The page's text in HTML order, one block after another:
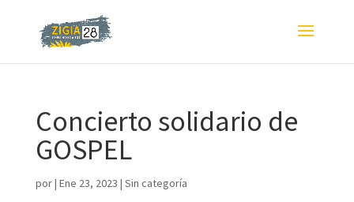
Concierto solidario de
GOSPEL
por| Ene 23, 2023 | Sin categoría